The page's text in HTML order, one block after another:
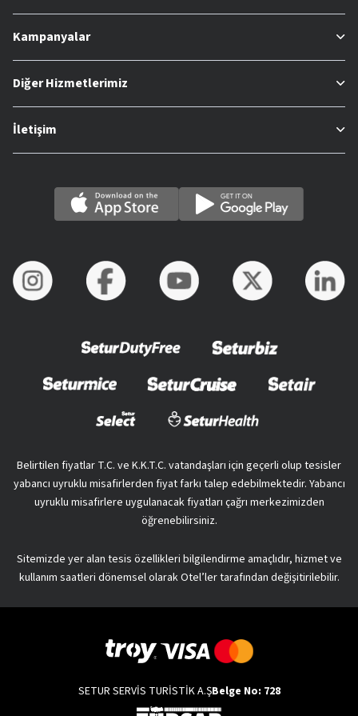
Kampanyalar
Diğer Hizmetlerimiz
İletişim
Belirtilen fiyatlar T.C. ve K.K.T.C. vatandaşları için geçerli olup tesisler
yabancı uyruklu misafirlerden fiyat farkı talep edebilmektedir. Yabancı
uyruklu misafirlere uygulanacak fiyatları çağrı merkezimizden
öğrenebilirsiniz.
Sitemizde yer alan tesis özellikleri bilgilendirme amaçlıdır, hizmet ve
kullanım saatleri dönemsel olarak Otel’ler tarafından değişitirilebilir.
SETUR SERVİS TURİSTİK A.ŞBelge No: 728